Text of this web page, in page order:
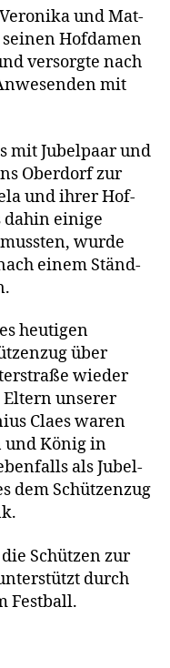
und Mat­
Hof­da­men
ver­sorg­te nach
mit
mit Jubel­paar und
Ober­dorf zur
und ihrer Hof­
dahin eini­ge
wur­de
einem Ständ­
heu­ti­gen
über
wie­der
unse­rer
Claes waren
und König in
als Jubel­
dem Schüt­zen­zug
Schüt­zen zur
durch
Festball.